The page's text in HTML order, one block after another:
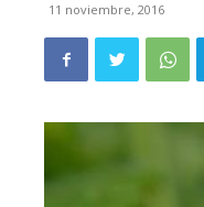
11 noviembre, 2016